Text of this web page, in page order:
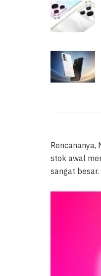
Rencananya,
stok awal
sangat besar.